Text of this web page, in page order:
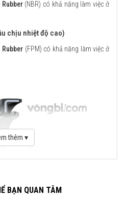
(NBR) có khả năng làm việc ở
chịu nhiệt độ cao)
(FPM) có khả năng làm việc ở
thêm ▾
BẠN QUAN TÂM